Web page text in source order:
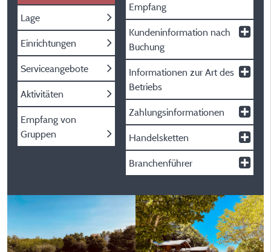
Lage
Einrichtungen
Serviceangebote
Aktivitäten
Empfang von
Gruppen
Empfang
Kundeninformation nach
Buchung
Informationen zur Art des
Betriebs
Zahlungsinformationen
Handelsketten
Branchenführer